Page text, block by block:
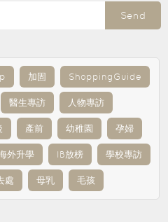
Send
加固 ShoppingGuide
醫生專訪 人物專訪
產前 幼稚園 孕婦
外升學 IB放榜 學校專訪
處 母乳 毛孩